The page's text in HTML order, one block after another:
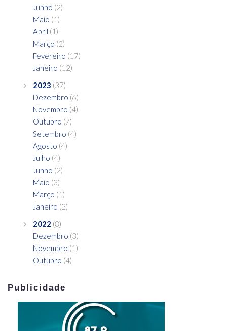
Junho (2)
Maio (1)
Abril (1)
Março (2)
Fevereiro (17)
Janeiro (12)
2023 (37)
Dezembro (6)
Novembro (4)
Outubro (7)
Setembro (4)
Agosto (4)
Julho (4)
Junho (2)
Maio (3)
Março (1)
Janeiro (2)
2022 (8)
Dezembro (3)
Novembro (1)
Outubro (4)
Publicidade